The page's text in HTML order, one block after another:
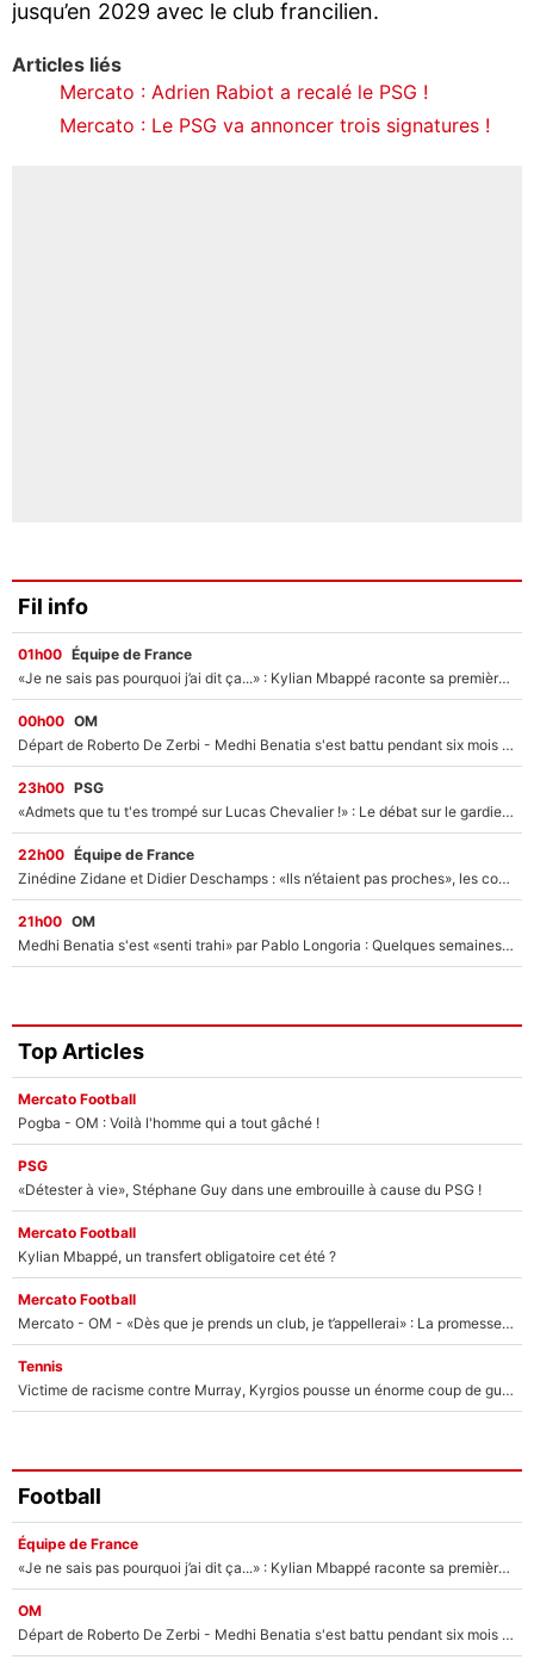
jusqu’en 2029 avec le club francilien.
Articles liés
Mercato : Adrien Rabiot a recalé le PSG !
Mercato : Le PSG va annoncer trois signatures !
Fil info
01h00 Équipe de France
«Je ne sais pas pourquoi j’ai dit ça...» : Kylian Mbappé raconte sa première rencontre avec Zinédine Zidane (et c’est très drôle)
00h00 OM
Départ de Roberto De Zerbi - Medhi Benatia s'est battu pendant six mois pour le retenir à l'OM, le PSG a été le naufrage de trop : «Je pars avec toi»
23h00 PSG
«Admets que tu t'es trompé sur Lucas Chevalier !» : Le débat sur le gardien du PSG vire au clash à l'After Foot
22h00 Équipe de France
Zinédine Zidane et Didier Deschamps : «Ils n’étaient pas proches», les confidences d’un membre de l’équipe de France 1998 sur leur relation spéciale
21h00 OM
Medhi Benatia s'est «senti trahi» par Pablo Longoria : Quelques semaines après son départ, l'ancien directeur de football de l'OM règle ses comptes
Top Articles
Mercato Football
Pogba - OM : Voilà l'homme qui a tout gâché !
PSG
«Détester à vie», Stéphane Guy dans une embrouille à cause du PSG !
Mercato Football
Kylian Mbappé, un transfert obligatoire cet été ?
Mercato Football
Mercato - OM - «Dès que je prends un club, je t’appellerai» : La promesse de Marcelino au moment de claquer la porte
Tennis
Victime de racisme contre Murray, Kyrgios pousse un énorme coup de gueule !
Football
Équipe de France
«Je ne sais pas pourquoi j’ai dit ça...» : Kylian Mbappé raconte sa première rencontre avec Zinédine Zidane (et c’est très drôle)
OM
Départ de Roberto De Zerbi - Medhi Benatia s'est battu pendant six mois pour le retenir à l'OM, le PSG a été le naufrage de trop : «Je pars avec toi»